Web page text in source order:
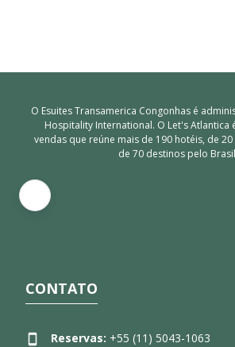
O Esuites Transamerica Congonhas é
Hospitality International. O Let's Atlantica
vendas que reúne mais de 190 hotéis, de
de 70 destinos pelo
CONTATO
Reservas: +55 (11) 5043-1063